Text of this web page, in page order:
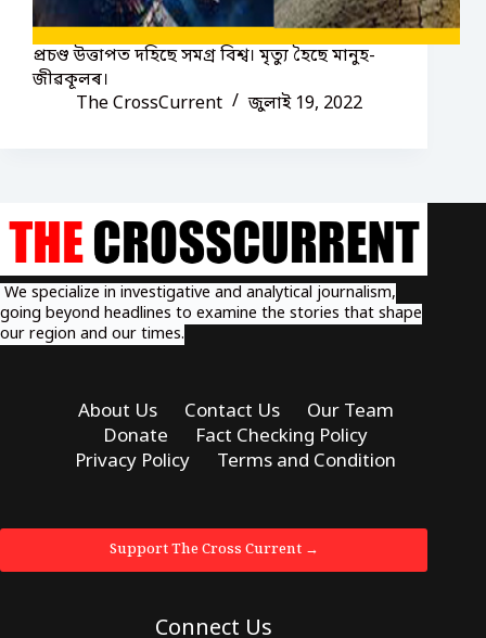
প্ৰচণ্ড উত্তাপত দহিছে সমগ্ৰ বিশ্ব। মৃত্যু হৈছে মানুহ-
জীৱকূলৰ।
The CrossCurrent
জুলাই 19, 2022
We specialize in investigative and analytical journalism,
going beyond headlines to examine the stories that shape
our region and our times.
About Us Contact Us
Our Team
Donate
Fact Checking Policy
Privacy Policy
Terms and Condition
Support The Cross Current →
Connect Us